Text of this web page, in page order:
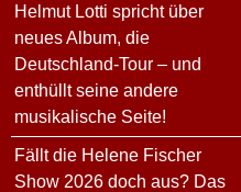
Helmut Lotti spricht über
neues Album, die
Deutschland-Tour – und
enthüllt seine andere
musikalische Seite!
Fällt die Helene Fischer
Show 2026 doch aus? Das